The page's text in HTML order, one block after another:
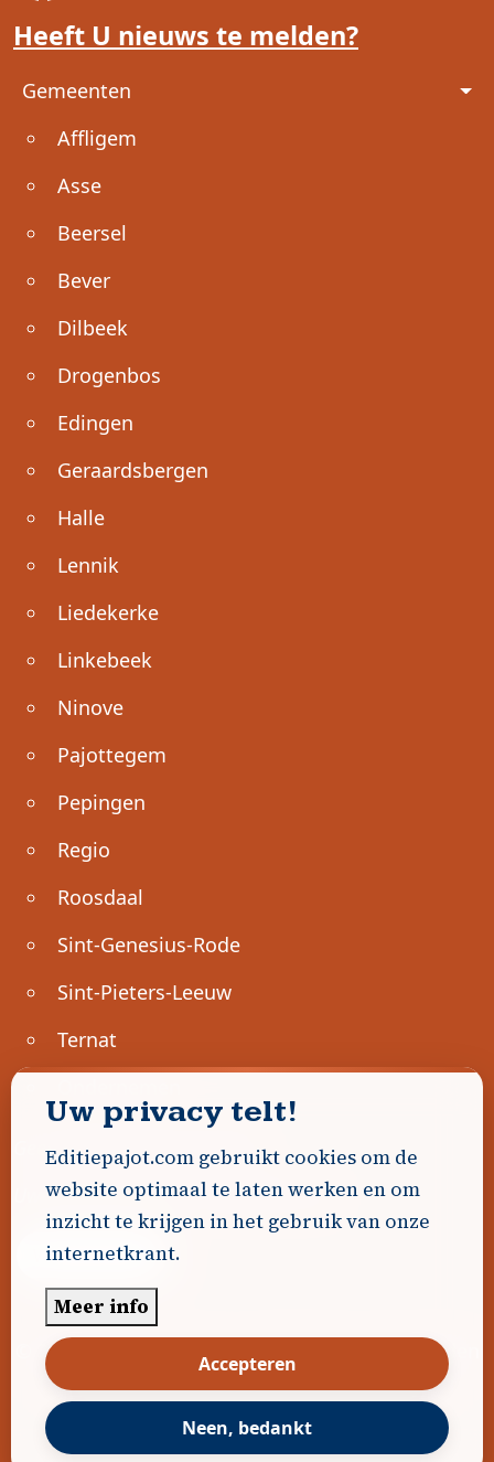
Heeft U nieuws te melden?
Voet
Gemeenten
Affligem
Asse
Beersel
Bever
Dilbeek
Drogenbos
Edingen
Geraardsbergen
Halle
Lennik
Liedekerke
Linkebeek
Ninove
Pajottegem
Pepingen
Regio
Roosdaal
Sint-Genesius-Rode
Sint-Pieters-Leeuw
Ternat
Geen advertenties gevonden.
Uw advertentie hier? Contacteer ons!
Word Partner!
© 2026 Editiepajot.com
Algemene voorwaarden
|Disclaimer Privacybeleid Cookiebeleid|
Gerealiseerd doorDavidHosse.net
Uw privacy telt!
Editiepajot.com gebruikt cookies om de
website optimaal te laten werken en om
inzicht te krijgen in het gebruik van onze
internetkrant.
Meer info
Accepteren
Neen, bedankt